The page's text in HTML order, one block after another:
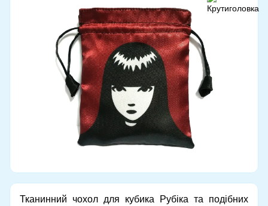
Тканинний чохол для кубика Рубіка та подібних